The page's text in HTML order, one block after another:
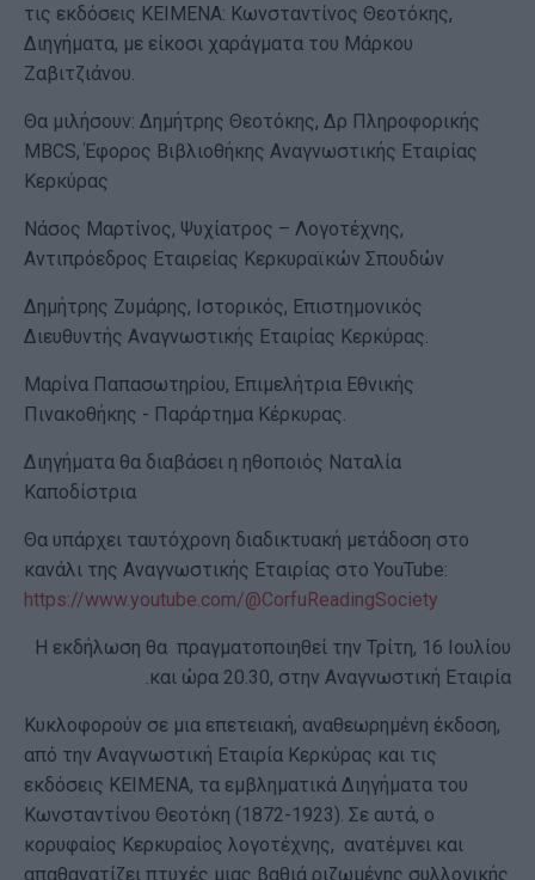
τις εκδόσεις ΚΕΙΜΕΝΑ: Κωνσταντίνος Θεοτόκης,
Διηγήματα, με είκοσι χαράγματα του Μάρκου
Ζαβιτζιάνου.
Θα μιλήσουν: Δημήτρης Θεοτόκης, Δρ Πληροφορικής
MBCS, Έφορος Βιβλιοθήκης Αναγνωστικής Εταιρίας
Κερκύρας
Νάσος Μαρτίνος, Ψυχίατρος – Λογοτέχνης,
Αντιπρόεδρος Εταιρείας Κερκυραϊκών Σπουδών
Δημήτρης Ζυμάρης, Ιστορικός, Επιστημονικός
Διευθυντής Αναγνωστικής Εταιρίας Κερκύρας.
Μαρίνα Παπασωτηρίου, Επιμελήτρια Εθνικής
Πινακοθήκης - Παράρτημα Κέρκυρας.
Διηγήματα θα διαβάσει η ηθοποιός Ναταλία
Καποδίστρια
Θα υπάρχει ταυτόχρονη διαδικτυακή μετάδοση στο
κανάλι της Αναγνωστικής Εταιρίας στο YouTube:
https://www.youtube.com/@CorfuReadingSociety
Η εκδήλωση θα πραγματοποιηθεί την Τρίτη, 16 Ιουλίου
και ώρα 20.30, στην Αναγνωστική Εταιρία.
Κυκλοφορούν σε μια επετειακή, αναθεωρημένη έκδοση,
από την Αναγνωστική Εταιρία Κερκύρας και τις
εκδόσεις ΚΕΙΜΕΝΑ, τα εμβληματικά Διηγήματα του
Κωνσταντίνου Θεοτόκη (1872-1923). Σε αυτά, ο
κορυφαίος Κερκυραίος λογοτέχνης, ανατέμνει και
απαθανατίζει πτυχές μιας βαθιά ριζωμένης συλλογικής